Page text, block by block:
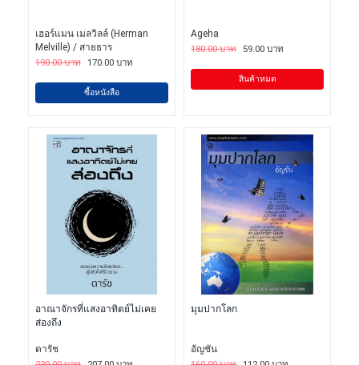
เฮอร์แมน เมลวิลล์ (Herman
Melville) / สายธาร
190.00 บาท 170.00 บาท
ซื้อหนังสือ
Ageha
180.00 บาท
59.00 บาท
สินค้าหมด
อาณาจักรที่แสงอาทิตย์ไม่เคย
ส่องถึง
ดารัช
มุมปากโลก
อัญชัน